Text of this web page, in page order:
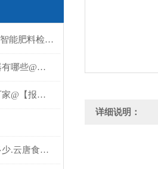
高智能肥料检测仪&高智能肥料检测仪&高智能肥料检测仪
专业检测肉食品的仪器有哪些@推荐云唐专业肉食品检测仪器
土壤微量元素测试仪厂家@【报价|品牌】——云唐推荐
食用油脂检测仪价格多少.云唐食用油脂检测仪价格多少
详细说明：